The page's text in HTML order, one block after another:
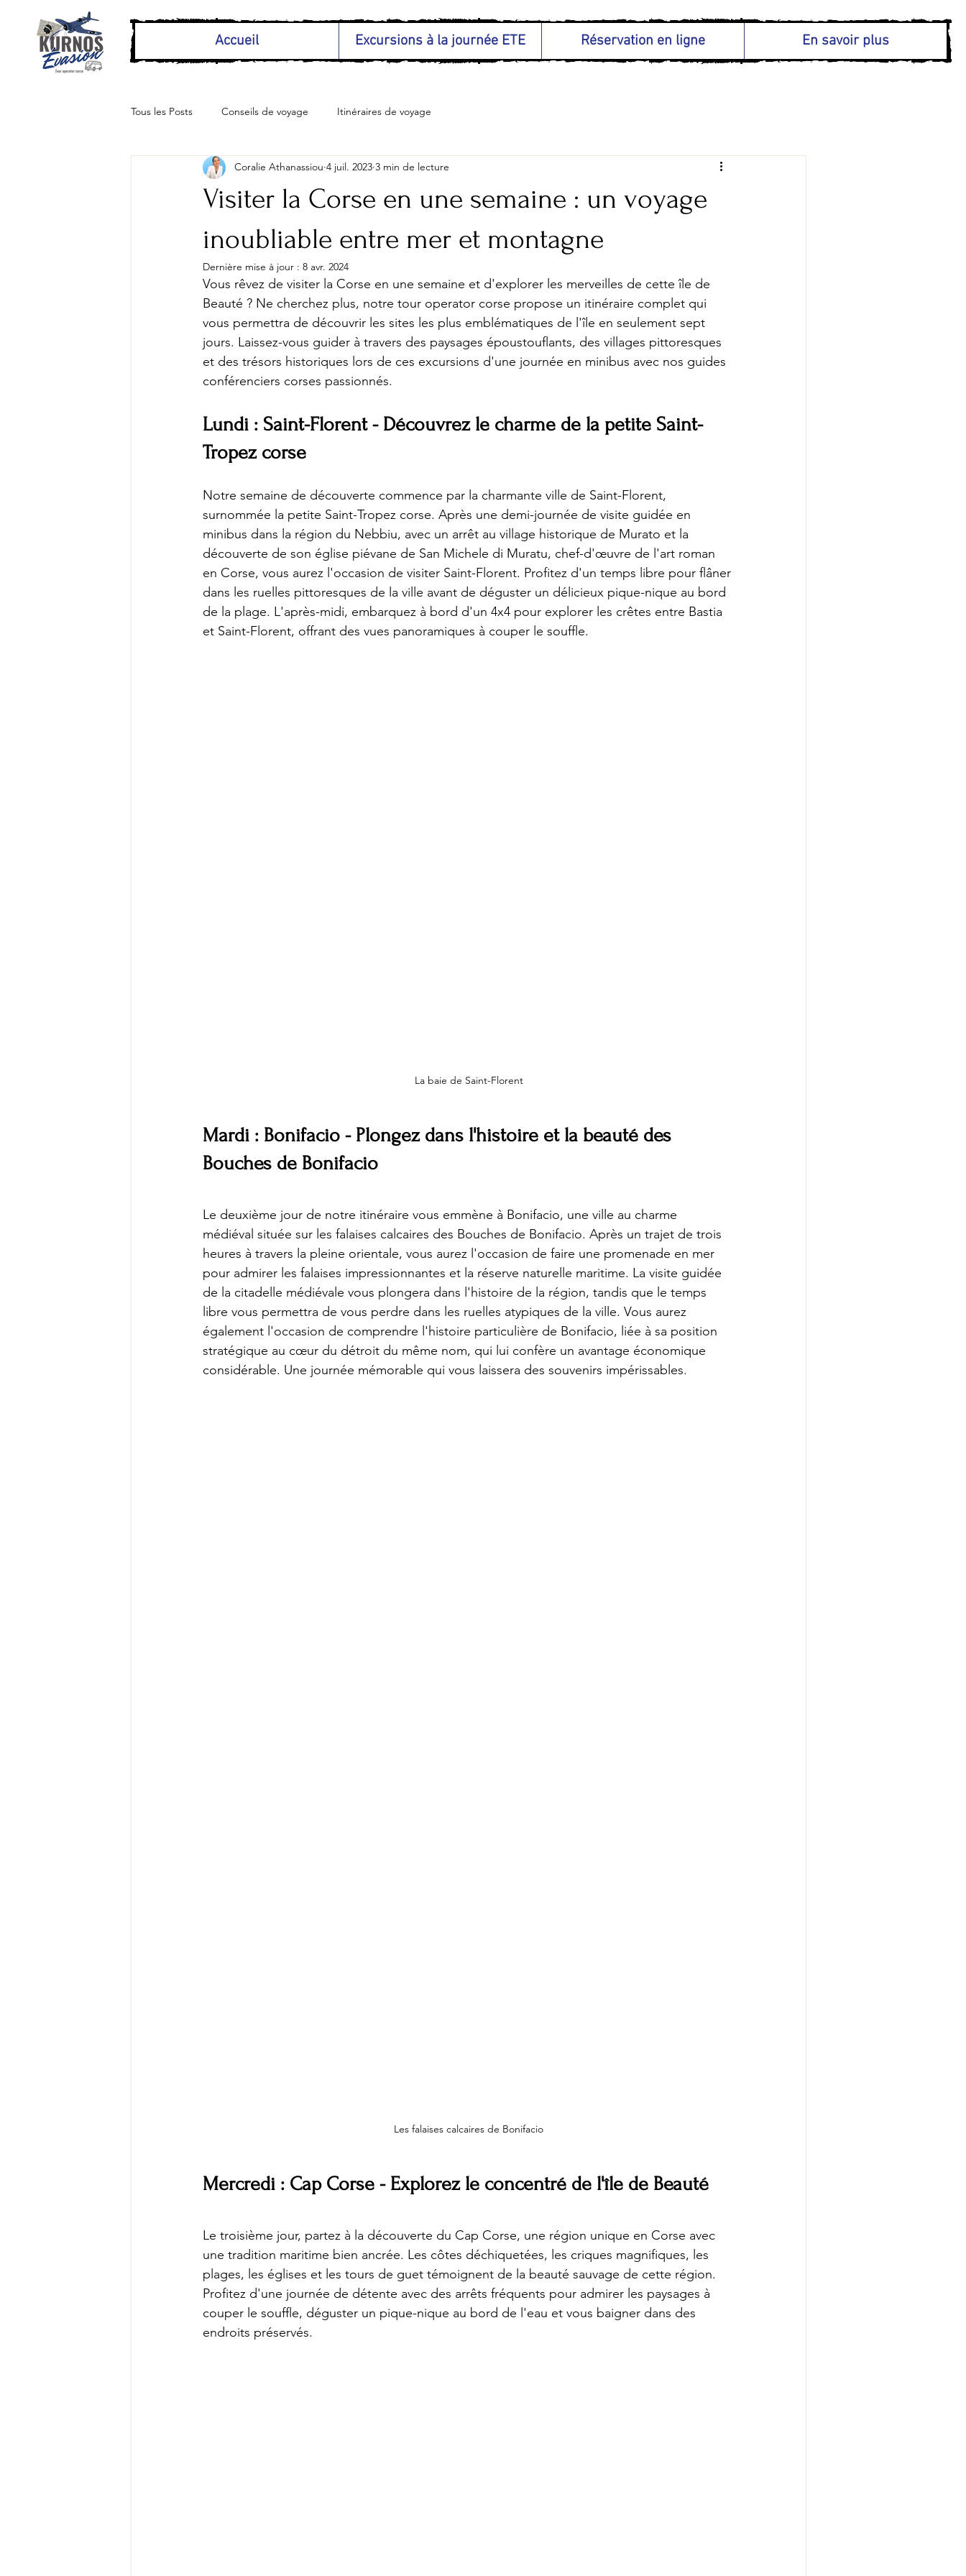
Accueil Excursions à la journée ETE Réservation en ligne En savoir plus
Tous les Posts Conseils de voyage Itinéraires de voyage
Visiter la Corse en une semaine : un voyage
inoubliable entre mer et montagne
Coralie Athanassiou 4 juil. 2023 3 min de lecture
Dernière mise à jour : 8 avr. 2024
Vous rêvez de visiter la Corse en une semaine et d'explorer les merveilles de cette île de
Beauté ? Ne cherchez plus, notre tour operator corse propose un itinéraire complet qui
vous permettra de découvrir les sites les plus emblématiques de l'île en seulement sept
jours. Laissez-vous guider à travers des paysages époustouflants, des villages pittoresques
et des trésors historiques lors de ces excursions d'une journée en minibus avec nos guides
conférenciers corses passionnés.
Lundi : Saint-Florent - Découvrez le charme de la petite Saint-
Tropez corse
Notre semaine de découverte commence par la charmante ville de Saint-Florent,
surnommée la petite Saint-Tropez corse. Après une demi-journée de visite guidée en
minibus dans la région du Nebbiu, avec un arrêt au village historique de Murato et la
découverte de son église piévane de San Michele di Muratu, chef-d'œuvre de l'art roman
en Corse, vous aurez l'occasion de visiter Saint-Florent. Profitez d'un temps libre pour flâner
dans les ruelles pittoresques de la ville avant de déguster un délicieux pique-nique au bord
de la plage. L'après-midi, embarquez à bord d'un 4x4 pour explorer les crêtes entre Bastia
et Saint-Florent, offrant des vues panoramiques à couper le souffle.
La baie de Saint-Florent
Mardi : Bonifacio - Plongez dans l'histoire et la beauté des
Bouches de Bonifacio
Le deuxième jour de notre itinéraire vous emmène à Bonifacio, une ville au charme
médiéval située sur les falaises calcaires des Bouches de Bonifacio. Après un trajet de trois
heures à travers la pleine orientale, vous aurez l'occasion de faire une promenade en mer
pour admirer les falaises impressionnantes et la réserve naturelle maritime. La visite guidée
de la citadelle médiévale vous plongera dans l'histoire de la région, tandis que le temps
libre vous permettra de vous perdre dans les ruelles atypiques de la ville. Vous aurez
également l'occasion de comprendre l'histoire particulière de Bonifacio, liée à sa position
stratégique au cœur du détroit du même nom, qui lui confère un avantage économique
considérable. Une journée mémorable qui vous laissera des souvenirs impérissables.
Les falaises calcaires de Bonifacio
Mercredi : Cap Corse - Explorez le concentré de l'île de Beauté
Le troisième jour, partez à la découverte du Cap Corse, une région unique en Corse avec
une tradition maritime bien ancrée. Les côtes déchiquetées, les criques magnifiques, les
plages, les églises et les tours de guet témoignent de la beauté sauvage de cette région.
Profitez d'une journée de détente avec des arrêts fréquents pour admirer les paysages à
couper le souffle, déguster un pique-nique au bord de l'eau et vous baigner dans des
endroits préservés.